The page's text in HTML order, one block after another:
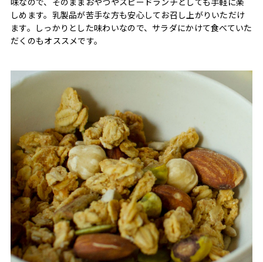
しめます。乳製品が苦手な方も安心してお召し上がりいただけ
ます。しっかりとした味わいなので、サラダにかけて食べていた
だくのもオススメです。